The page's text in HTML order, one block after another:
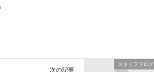
スタッフブログ
次の記事